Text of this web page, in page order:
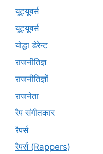
यूट्‍यूबर्स
यूट्यूबर्स
योद्धा डेरेन्ट
राजनीतिज्ञ
राजनीतिज्ञों
राजनेता
रैप संगीतकार
रैपर्स
रैपर्स (Rappers)